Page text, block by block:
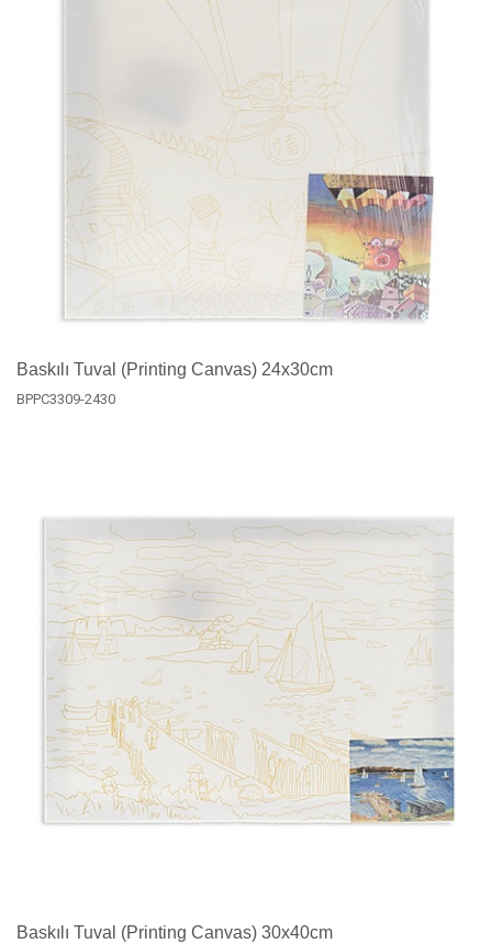
Baskılı Tuval (Printing Canvas) 24x30cm
BPPC3309-2430
Baskılı Tuval (Printing Canvas) 30x40cm